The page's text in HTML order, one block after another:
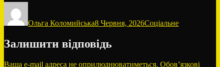
Ольга Коломийська8 Червня, 2026Соціальне
Залишити відповідь
Ваша e-mail адреса не оприлюднюватиметься. Обов’язкові